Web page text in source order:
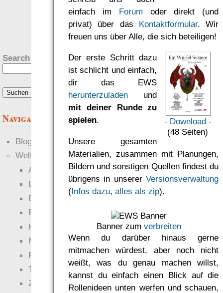
einfach im Forum oder direkt (und
privat) über das Kontaktformular. Wir
freuen uns über Alle, die sich beteiligen!
- Download -
(48 Seiten)
Der erste Schritt dazu
ist schlicht und einfach,
dir das EWS
herunterzuladenund
mit deiner Runde zu
spielen.
Unsere gesamten
Materialien, zusammen mit Planungen,
Bildern und sonstigen Quellen findest du
übrigens in unsererVersionsverwaltung
(Infos dazu, alles als zip).
Banner zumverbreiten
Wenn du darüber hinaus gerne
mitmachen würdest, aber noch nicht
weißt, was du genau machen willst,
kannst du einfach einen Blick auf die
Rollenideen unten werfen und schauen,
?
Search this site:
Navigation
Blogs
Welten
Ante Portas
Die neuen Lande
EWS-X
Freihändler
Hinter der Welt
Magie
RaumZeit
Technophob
Zettel-RPG
Meister und der Spinner…
was Leute sagen…